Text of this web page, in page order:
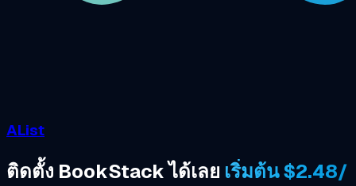
AList
ติดตั้ง BookStack ได้เลย เริ่มต้น $2.48/